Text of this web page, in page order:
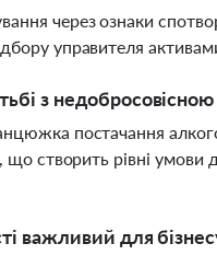
через ознаки
управителя
з
постачання
створить рівні умови
важливий для